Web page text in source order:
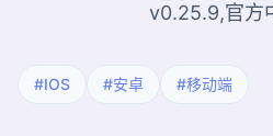
v0.25.9,官方
#IOS #安卓 #移动端